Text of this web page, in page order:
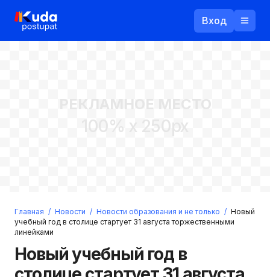
Вход
Войти
Регистрация
РЕКЛАМНОЕ МЕСТО
100% x 250px
Главная / Новости / Новости образования и не только / Новый
учебный год в столице стартует 31 августа торжественными
линейками
Новый учебный год в